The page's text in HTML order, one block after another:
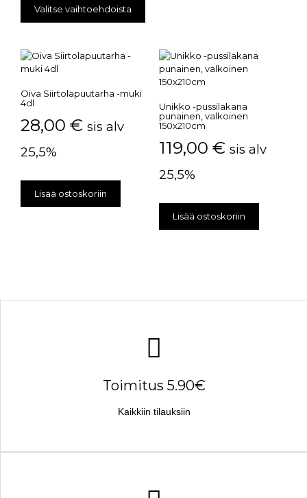
Valitse vaihtoehdoista
Oiva Siirtolapuutarha -muki
4dl
28,00 € sis alv
25,5%
Lisää ostoskoriin
Unikko -pussilakana
punainen, valkoinen
150x210cm
119,00 € sis alv
25,5%
Lisää ostoskoriin
Toimitus 5.90€
Kaikkiin tilauksiin